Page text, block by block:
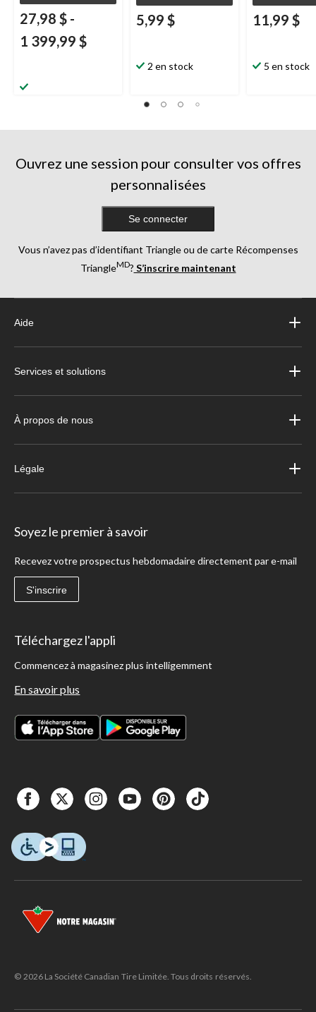
27,98 $ -
1 399,99 $
5,99 $
2 en stock
11,99 $
5 en stock
Ouvrez une session pour consulter vos offres
personnalisées
Se connecter
Vous n’avez pas d’identifiant Triangle ou de carte Récompenses
TriangleMD? S’inscrire maintenant
Aide
Services et solutions
À propos de nous
Légale
Soyez le premier à savoir
Recevez votre prospectus hebdomadaire directement par e-mail
S'inscrire
Téléchargez l'appli
Commencez à magasinez plus intelligemment
En savoir plus
© 2026 La Société Canadian Tire Limitée. Tous droits réservés.